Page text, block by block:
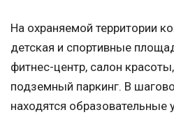
На охраняемой территории
детская и спортивные
фитнес-центр, салон
подземный паркинг. В
находятся образовательные